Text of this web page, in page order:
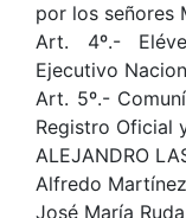
por los señores
Art. 4º.-
Ejecutivo
Art. 5º.-
Registro Oficial
ALEJANDRO
Alfredo
José María Ruda